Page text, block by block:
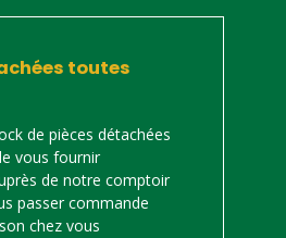
toutes
de pièces détachées
vous fournir
de notre comptoir
passer commande
chez vous